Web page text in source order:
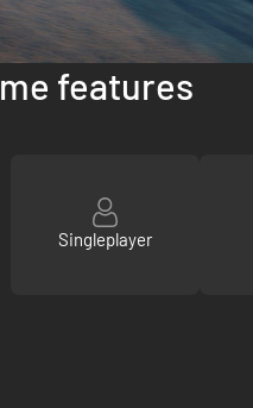
features
Singleplayer